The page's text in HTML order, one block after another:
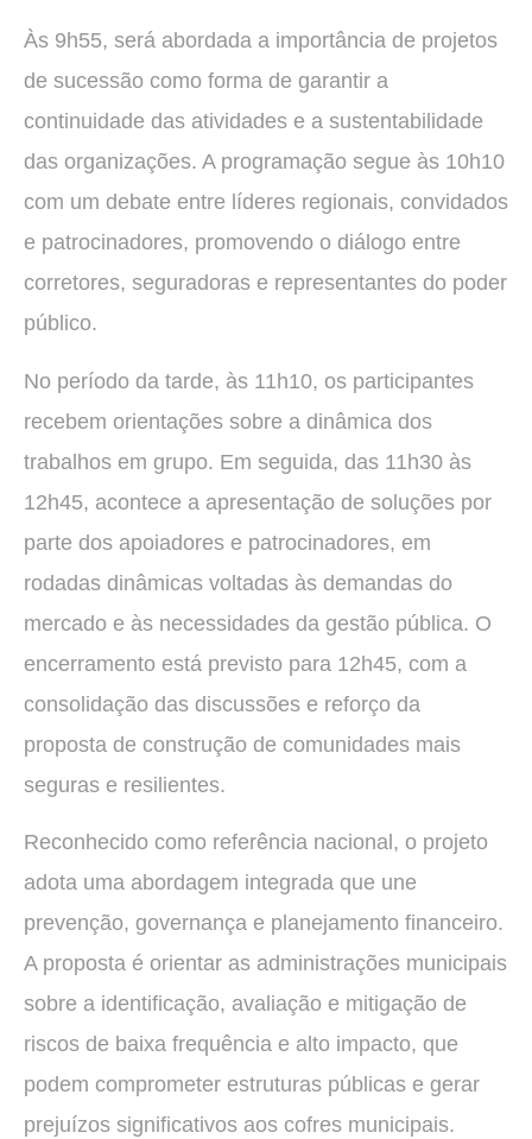
Às 9h55, será abordada a importância de projetos
de sucessão como forma de garantir a
continuidade das atividades e a sustentabilidade
das organizações. A programação segue às 10h10
com um debate entre líderes regionais, convidados
e patrocinadores, promovendo o diálogo entre
corretores, seguradoras e representantes do poder
público.
No período da tarde, às 11h10, os participantes
recebem orientações sobre a dinâmica dos
trabalhos em grupo. Em seguida, das 11h30 às
12h45, acontece a apresentação de soluções por
parte dos apoiadores e patrocinadores, em
rodadas dinâmicas voltadas às demandas do
mercado e às necessidades da gestão pública. O
encerramento está previsto para 12h45, com a
consolidação das discussões e reforço da
proposta de construção de comunidades mais
seguras e resilientes.
Reconhecido como referência nacional, o projeto
adota uma abordagem integrada que une
prevenção, governança e planejamento financeiro.
A proposta é orientar as administrações municipais
sobre a identificação, avaliação e mitigação de
riscos de baixa frequência e alto impacto, que
podem comprometer estruturas públicas e gerar
prejuízos significativos aos cofres municipais.